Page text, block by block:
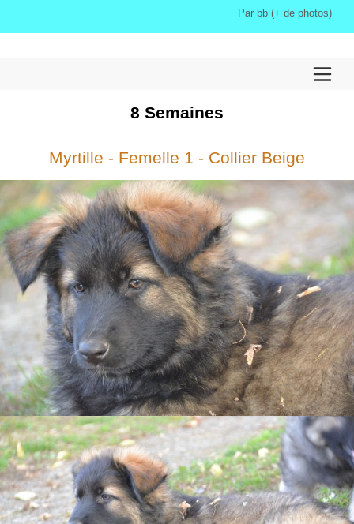
Par bb (+ de photos)
8 Semaines
Myrtille - Femelle 1 - Collier Beige